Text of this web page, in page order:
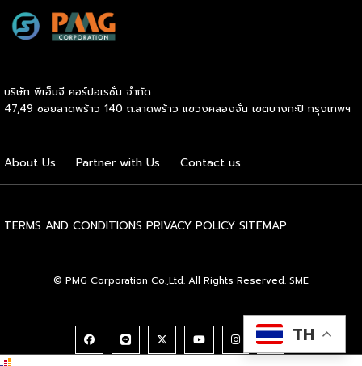
เป็นท่านางแอ่นบิน พีระมิดมนุษย์ หรือท่ามังกรพลิกกาย การ
ผสานท่วงทำนอง การเคลื่อนไหว ลมหายใจ และพละกำลังเข้าด้วย
กันอย่างสมบูรณ์แบบนี้เอง ที่หล่อหลอมให้เกิดเป็นสุนทรียศาสตร์
ทศวรรษ 1990 เป็นต้นมา กุนซานจูได้รับการยอมรับอย่างกว้าง
ขวางทั้งในและต่างประเทศ […]
บริหารระดับสูงตลอดห่วงโซ่คุณค่าของอุตสาหกรรมนมทั่วโลก
ฮูฮอตขึ้นแท่นเมืองหลวงแห่งอุตสาหกรรมนมโลกอย่างเป็น
เกียรติคุณและรางวัลที่ระลึก เพื่อรับรองให้เมืองฮูฮอตดำรง
ตำแหน่ง World Dairy Capital หรือเมืองหลวงแห่ง
กล่าวถือเป็นสัญญาณแห่งความสำเร็จที่สะท้อนความมุ่งมั่นทุ่มเท
ของเมืองฮูฮอตในการยกระดับอุตสาหกรรมนม พร้อมกล่าวเสริม
องค์กรระดับแถวหน้าอย่าง Yili Group […]
บริษัท พีเอ็มจี คอร์ปอเรชั่น จำกัด
47,49 ซอยลาดพร้าว 140 ถ.ลาดพร้าว แขวงคลองจั่น เขตบางกะปิ กรุงเทพฯ
About Us Partner with Us Contact us
TERMS AND CONDITIONS PRIVACY POLICY SITEMAP
© PMG Corporation Co.,Ltd. All Rights Reserved. SME
TH